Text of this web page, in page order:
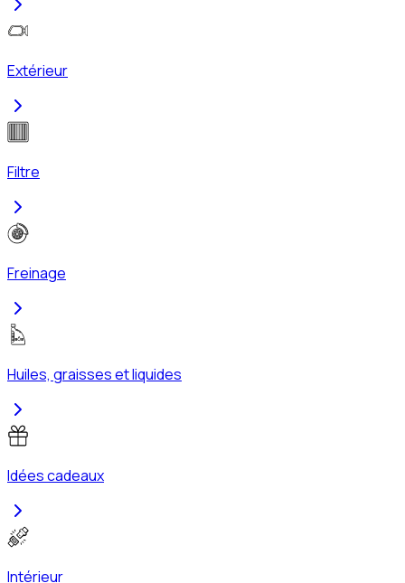
Extérieur
Filtre
Freinage
Huiles, graisses et liquides
Idées cadeaux
Intérieur